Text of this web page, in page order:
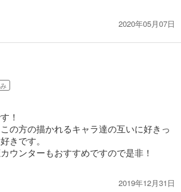
2020年05月07日
！
の方の描かれるキャラ達の互いに好きっ
きです。
ウンターもおすすめですので是非！
2019年12月31日